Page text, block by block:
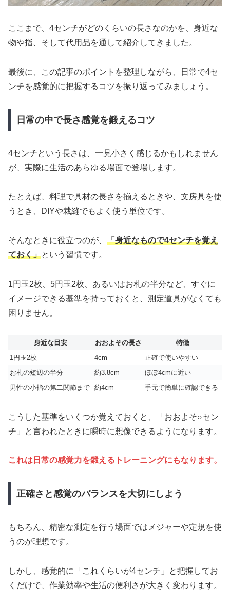
ここまで、4センチがどのくらいの長さなのかを、身近な
物や指、そして代用品を通して紹介してきました。
最後に、この記事のポイントを整理しながら、日常で4セ
ンチを感覚的に把握するコツを振り返ってみましょう。
日常の中で長さ感覚を鍛えるコツ
4センチという長さは、一見小さく感じるかもしれません
が、実際に生活のあらゆる場面で登場します。
たとえば、料理で具材の長さを揃えるときや、文房具を使
うとき、DIYや裁縫でもよく使う単位です。
そんなときに役立つのが、 「身近なもので4センチを覚え
ておく」という習慣です。
1円玉2枚、5円玉2枚、あるいはお札の半分など、すぐに
イメージできる基準を持っておくと、測定道具がなくても
困りません。
身近な目安 おおよその長さ
特徴
1円玉2枚
4cm
正確で使いやすい
お札の短辺の半分
約3.8cm
ほぼ4cmに近い
男性の小指の第二関節まで 約4cm 手元で簡単に確認できる
こうした基準をいくつか覚えておくと、「おおよそ○セン
チ」と言われたときに瞬時に想像できるようになります。
これは日常の感覚力を鍛えるトレーニングにもなります。
正確さと感覚のバランスを大切にしよう
もちろん、精密な測定を行う場面ではメジャーや定規を使
うのが理想です。
しかし、感覚的に「これくらいが4センチ」と把握してお
くだけで、作業効率や生活の便利さが大きく変わります。